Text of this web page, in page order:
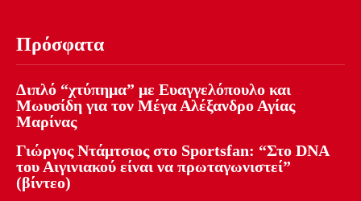
Πρόσφατα
Διπλό “χτύπημα” με Ευαγγελόπουλο και
Μωυσίδη για τον Μέγα Αλέξανδρο Αγίας
Μαρίνας
Γιώργος Ντάμτσιος στο Sportsfan: “Στο DNA
του Αιγινιακού είναι να πρωταγωνιστεί”
(βίντεο)